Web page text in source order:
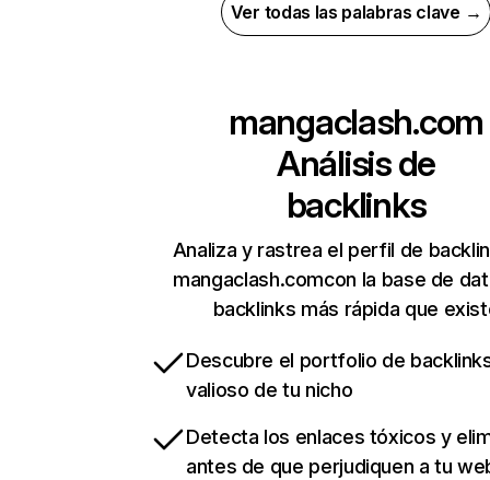
Ver todas las palabras clave →
mangaclash.com
Análisis de
backlinks
Analiza y rastrea el perfil de
mangaclash.comcon la base de
backlinks más rápida que
Descubre el portfolio de
valioso de tu nicho
Detecta los enlaces tóxicos y
antes de que perjudiquen a tu